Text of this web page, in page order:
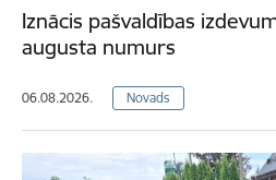
Iznācis pašvaldības
augusta numurs
06.08.2026. Novads